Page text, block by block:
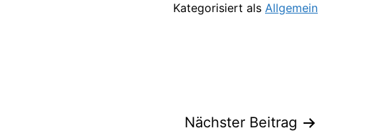
Kategorisiert als Allgemein
Nächster Beitrag